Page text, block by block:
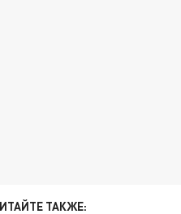
ТАКЖЕ: